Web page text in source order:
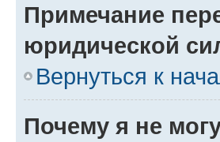
Примечание
юридической
Вернуться к
Почему я не